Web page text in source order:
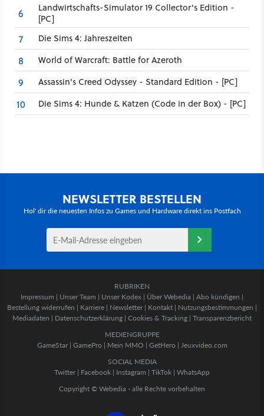
6
Landwirtschafts-Simulator 19 Collector's Edition -
[PC]
7 Die Sims 4: Jahreszeiten
8 World of Warcraft: Battle for Azeroth
9 Assassin's Creed Odyssey - Standard Edition - [PC]
10 Die Sims 4: Hunde & Katzen (Code in der Box) - [PC]
NEWSLETTER BESTELLEN
Hol' dir die neuesten Infos zu Games und Hardware direkt ins Postfach
RUBRIKEN
Impressum | Unser Team | Unser Kodex | Über Webedia | Abo kündigen |
Bestellung widerrufen | Karriere | Newsletter | Kontakt | Nutzungsbestimmungen |
Mediadaten | Datenschutzerklärung | Cookies & Tracking | Transparenzbericht
MEDIENGRUPPE
GameStar| GamePro | Mein MMO | GetHero | Jeuxvideo.com
SOCIAL MEDIA
Twitter | Facebook | Instagram | TikTok | WhatsApp
Copyright © Webedia - alle Rechte vorbehalten